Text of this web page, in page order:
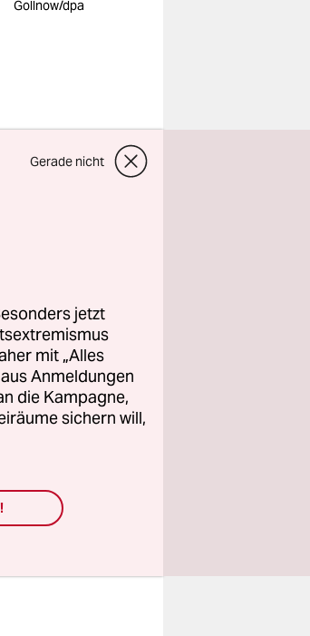
Gollnow/dpa
Gerade nicht
jetzt
mit „Alles
Anmeldungen
die Kampagne,
sichern will,